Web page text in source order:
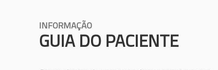
INFORMAÇÃO
GUIA DO PACIENTE